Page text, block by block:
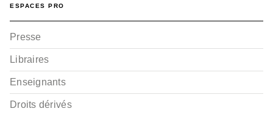
ESPACES PRO
Presse
Libraires
Enseignants
Droits dérivés